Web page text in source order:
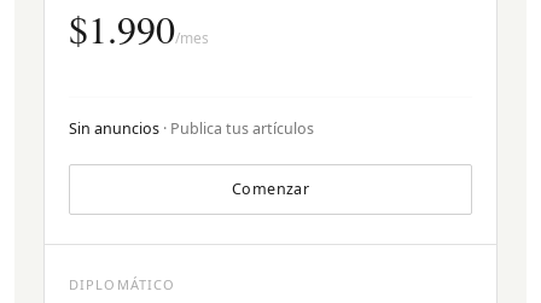
$1.990/mes
Sin anuncios · Publica tus artículos
Comenzar
DIPLOMÁTICO